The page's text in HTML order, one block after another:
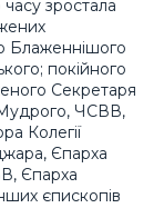
зростала
Блаженнішого
покійного
Секретаря
Мудрого, ЧСВВ,
Колегії
Єпарха
Єпарха
єпископів